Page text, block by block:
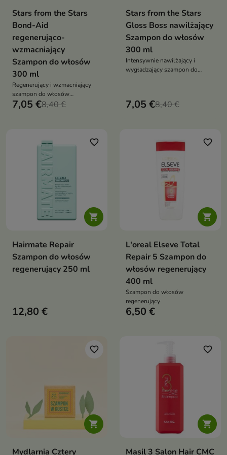
Stars from the Stars
Bond-Aid
regenerująco-
wzmacniający
Szampon do włosów
300 ml
Regenerujący i wzmacniający
szampon do włosów
zniszczonych, który
7,05 €8,40 €
Stars from the Stars
Gloss Boss nawilżający
Szampon do włosów
300 ml
Intensywnie nawilżający i
wygładzający szampon do
7,05 €8,40 €

favorite_border
Hairmate Repair
Szampon do włosów
regenerujący 250 ml
12,80 €

favorite_border
L'oreal Elseve Total
Repair 5 Szampon do
włosów regenerujący
400 ml
Szampon do włosów
regenerujący
6,50 €

favorite_border
Mydlarnia Cztery

favorite_border
Masil 3 Salon Hair CMC